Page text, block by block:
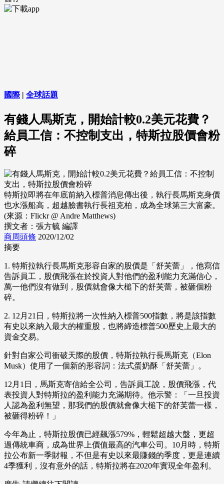
國際| 全球話題
有錢人馬斯克，開始計較0.2美元花費？
給員工信：不控制支出，特斯拉股價會粉
碎
特斯拉即將在年底前納入標普消息傳出後，執行長馬斯克身價
也水漲船高，超越臉書執行長祖克柏，成為全球第三大富豪。
(來源：Flickr @ Andre Matthews)
撰文者：張方毓 編譯
商周頭條 2020/12/02
摘要
1. 特斯拉執行長馬斯克形容自家的股價是「舒芙蕾」，他寫信
告訴員工，股價飛漲在於投資人對他們的盈利能力充滿信心，
萬一他們沒有做到，股價就會像大槌下的舒芙蕾，被砸個粉
碎。
2. 12月21日，特斯拉將一次性納入標普500指數，將是該指數
有史以來納入最大的權重股，也將締造標普500歷史上最大的
資金交易。
針對自家公司衝破天際的股價，特斯拉執行長馬斯克（Elon
Musk）使用了一個新的形容詞：法式蛋奶酥「舒芙蕾」。
12月1日，馬斯克寄信給全公司，告訴員工說，股價飛漲，代
表投資人對特斯拉的盈利能力充滿期待。他示警：「一旦投資
人認為盈利無望，那我們的股價就會像大槌下的舒芙蕾一樣，
被砸得粉碎！」
今年為止，特斯拉股價已經飆漲579%，輕鬆超越大盤，更超
過傳統車商，成為世界上價值最高的汽車公司。10月時，特斯
拉公布新一季財報，不但是有史以來最賺錢的季度，更是連續
4季獲利，沒有意外的話，特斯拉將在2020年實現全年盈利。